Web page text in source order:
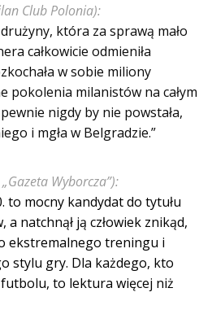
Club Polonia):
która za sprawą mało
całkowicie odmieniła
w sobie miliony
pokolenia milanistów na całym
nigdy by nie powstała,
i mgła w Belgradzie.”
Wyborcza”):
to mocny kandydat do tytułu
a natchnął ją człowiek znikąd,
ekstremalnego treningu i
stylu gry. Dla każdego, kto
to lektura więcej niż